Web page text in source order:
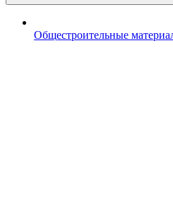
Общестроительные